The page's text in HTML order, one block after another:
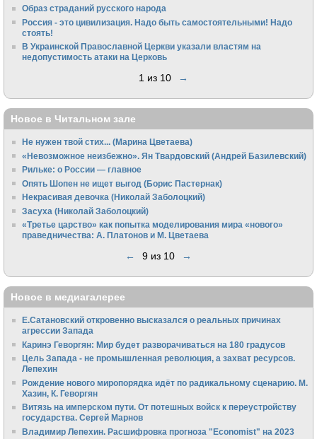
Образ страданий русского народа
Россия - это цивилизация. Надо быть самостоятельными! Надо
стоять!
В Украинской Православной Церкви указали властям на
недопустимость атаки на Церковь
1 из 10 →
Новое в Читальном зале
Не нужен твой стих... (Марина Цветаева)
«Невозможное неизбежно». Ян Твардовский (Андрей Базилевский)
Рильке: о России — главное
Опять Шопен не ищет выгод (Борис Пастернак)
Некрасивая девочка (Николай Заболоцкий)
Засуха (Николай Заболоцкий)
«Третье царство» как попытка моделирования мира «нового»
праведничества: А. Платонов и М. Цветаева
← 9 из 10 →
Новое в медиагалерее
Е.Сатановский откровенно высказался о реальных причинах
агрессии Запада
Каринэ Геворгян: Мир будет разворачиваться на 180 градусов
Цель Запада - не промышленная революция, а захват ресурсов.
Лепехин
Рождение нового миропорядка идёт по радикальному сценарию. М.
Хазин, К. Геворгян
Витязь на имперском пути. От потешных войск к переустройству
государства. Сергей Марнов
Владимир Лепехин. Расшифровка прогноза "Economist" на 2023